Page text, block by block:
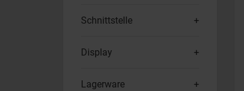
Schnittstelle
Display
Lagerware